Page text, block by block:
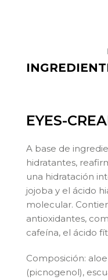
EYES-
A base de
hidratantes,
una hidratación
jojoba y el ácido
molecular.
antioxidantes,
cafeína, el ácido
Composición:
(picnogenol),